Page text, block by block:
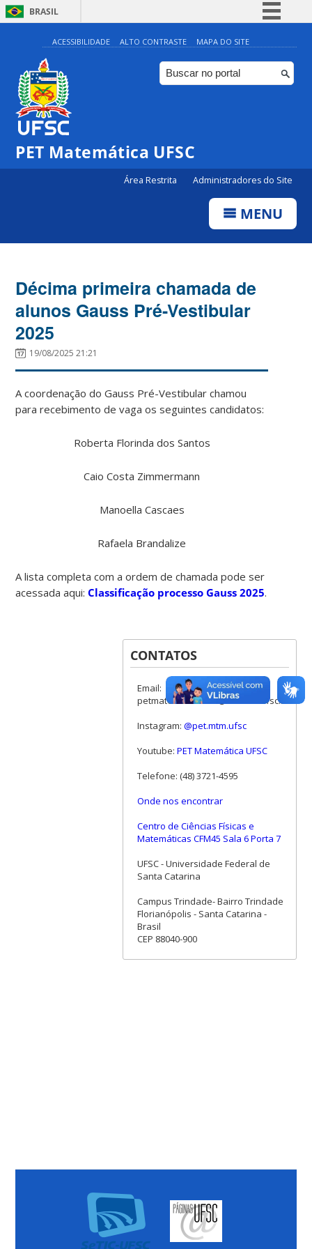
BRASIL
Simplifique!
Comunica BR
Participe
ACESSIBILIDADE ALTO CONTRASTE MAPA DO SITE
PET Matemática UFSC
Área Restrita Administradores do Site
MENU
Décima primeira chamada de
alunos Gauss Pré-Vestibular
2025
19/08/2025 21:21
A coordenação do Gauss Pré-Vestibular chamou
para recebimento de vaga os seguintes candidatos:
Roberta Florinda dos Santos
Caio Costa Zimmermann
Manoella Cascaes
Rafaela Brandalize
A lista completa com a ordem de chamada pode ser
acessada aqui:Classificação processo Gauss 2025.
CONTATOS
Email:
petmatematica.cfm@contato.ufsc.br
Instagram: @pet.mtm.ufsc
Youtube: PET Matemática UFSC
Telefone: (48) 3721-4595
Onde nos encontrar
Centro de Ciências Físicas e
Matemáticas CFM45 Sala 6 Porta 7
UFSC - Universidade Federal de
Santa Catarina
Campus Trindade- Bairro Trindade
Florianópolis - Santa Catarina -
Brasil
CEP 88040-900